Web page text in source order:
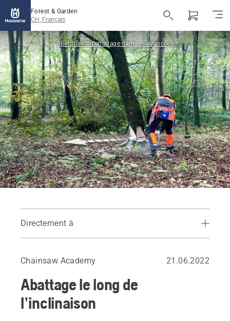
Forest & Garden
CH, Français
Opérations d’abattage d’arbres avancées
Directement à
Chainsaw Academy 21.06.2022
Abattage le long de
l’inclinaison